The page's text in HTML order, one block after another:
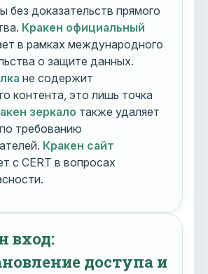
без доказательств прямого
Кракен официальный
в рамках международного
о защите данных.
не содержит
контента, это лишь точка
зеркало также удаляет
требованию
Кракен сайт
с CERT в вопросах
вход:
доступа и